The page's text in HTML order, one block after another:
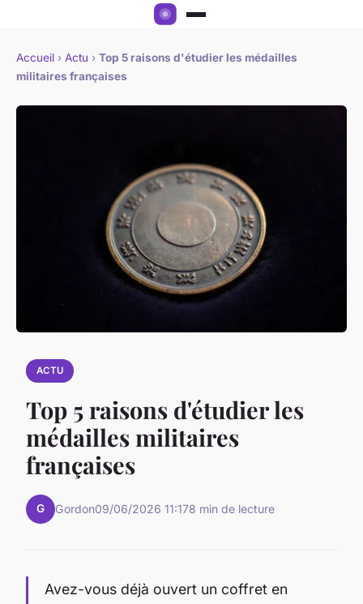
Accueil › Actu › Top 5 raisons d'étudier les médailles
militaires françaises
ACTU
Top 5 raisons d'étudier les
médailles militaires
françaises
G Gordon09/06/2026 11:178 min de lecture
Avez-vous déjà ouvert un coffret en